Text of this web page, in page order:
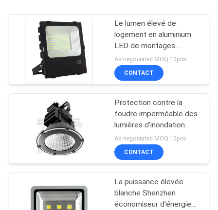
Le lumen élevé de
logement en aluminium
LED de montages
extérieurs d'inondation
de 100W a mené la
lumière d'inondation
As negociated MOQ:10pcs
CONTACT
Protection contre la
foudre imperméable des
lumières d'inondation
d'IP65 1000W LED 10KV
As negociated MOQ:10pcs
CONTACT
La puissance élevée
blanche Shenzhen
économiseur d'énergie